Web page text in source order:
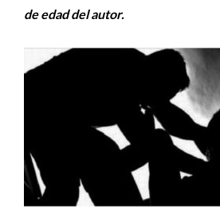
de edad del autor.